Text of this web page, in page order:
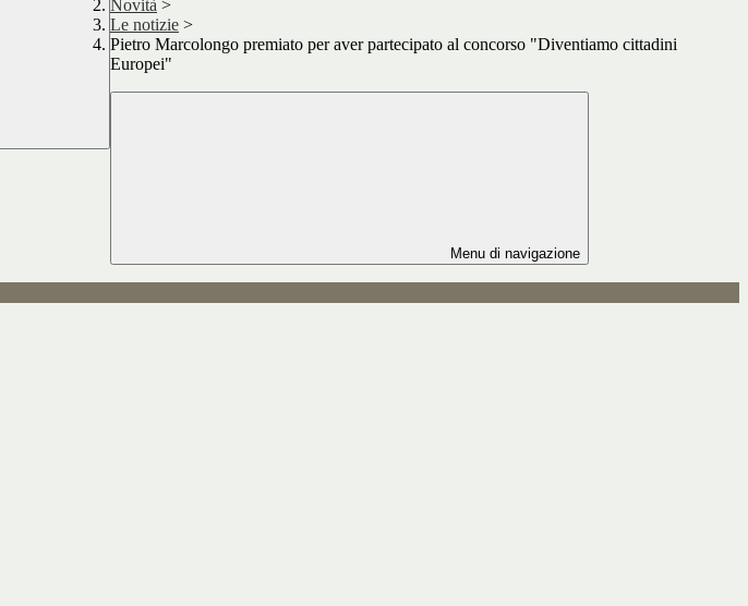
Novità >
Le notizie >
Pietro Marcolongo premiato per aver partecipato al concorso "Diventiamo cittadini
Europei"
Menu di navigazione